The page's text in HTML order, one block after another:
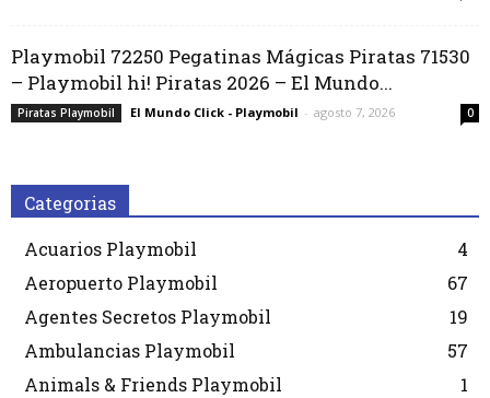
Playmobil 72250 Pegatinas Mágicas Piratas 71530
– Playmobil hi! Piratas 2026 – El Mundo...
Piratas Playmobil El Mundo Click - Playmobil - agosto 7, 2026 0
Categorias
Acuarios Playmobil
4
Aeropuerto Playmobil
67
Agentes Secretos Playmobil
19
Ambulancias Playmobil
57
Animals & Friends Playmobil
1